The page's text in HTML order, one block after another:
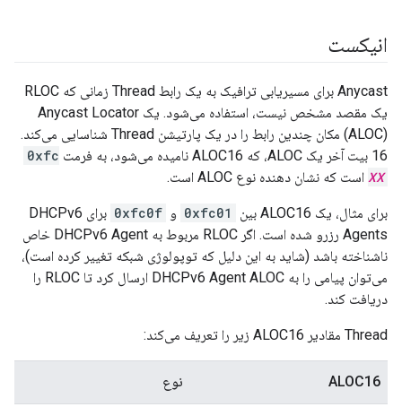
انیکست
Anycast برای مسیریابی ترافیک به یک رابط Thread زمانی که RLOC
یک مقصد مشخص نیست، استفاده می‌شود. یک Anycast Locator
(ALOC) مکان چندین رابط را در یک پارتیشن Thread شناسایی می‌کند.
16 بیت آخر یک ALOC، که ALOC16 نامیده می‌شود، به فرمت
0xfc
XX است که نشان دهنده نوع ALOC است.
برای مثال، یک ALOC16 بین 0xfc01 و 0xfc0f
برای DHCPv6
Agents رزرو شده است. اگر RLOC مربوط به DHCPv6 Agent خاص
ناشناخته باشد (شاید به این دلیل که توپولوژی شبکه تغییر کرده است)،
می‌توان پیامی را به DHCPv6 Agent ALOC ارسال کرد تا RLOC را
دریافت کند.
Thread مقادیر ALOC16 زیر را تعریف می‌کند:
ALOC16 نوع